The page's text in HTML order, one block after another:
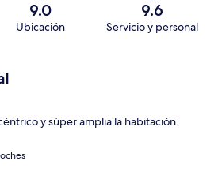
9.0
Ubicación
9.6
Servicio y personal
y súper amplia la habitación.